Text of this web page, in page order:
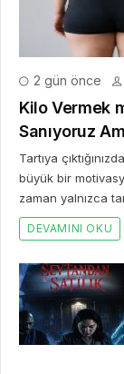
2 gün önce
Kilo Vermek
Sanıyoruz
Tartıya
büyük bir
zaman yalnızca
DEVAMINI OKU